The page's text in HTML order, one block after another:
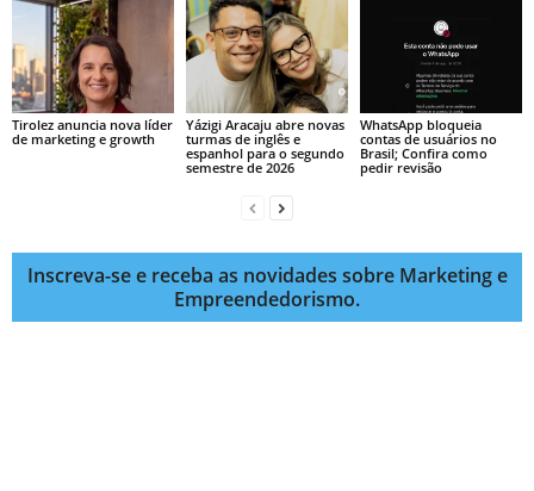
Tirolez anuncia nova líder
de marketing e growth
Yázigi Aracaju abre novas
turmas de inglês e
espanhol para o segundo
semestre de 2026
WhatsApp bloqueia
contas de usuários no
Brasil; Confira como
pedir revisão
Inscreva-se e receba as novidades sobre Marketing e
Empreendedorismo.